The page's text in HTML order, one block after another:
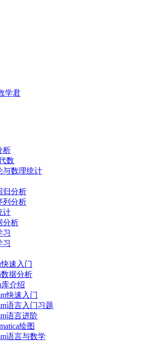
学君
析
数
与数理统计
归分析
列分析
计
分析
习
习
速入门
数据分析
库介绍
快速入门
语言入门习题
语言进阶
绘图
语言与数学